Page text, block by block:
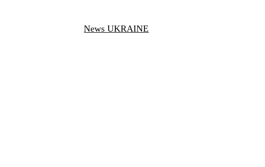
News UKRAINE